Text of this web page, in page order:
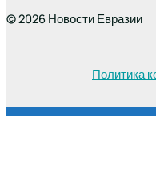
© 2026 Новости Евразии
Политика